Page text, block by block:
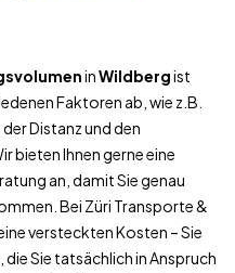
inWildbergist
Faktoren ab, wie z.B.
, der Distanz und den
bieten Ihnen gerne eine
an, damit Sie genau
Bei Züri Transporte &
versteckten Kosten – Sie
Sie tatsächlich in Anspruch